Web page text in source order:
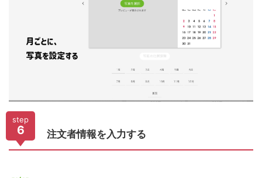
step
6 注文者情報を入力する